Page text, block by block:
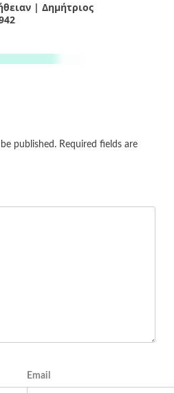
| Δημήτριος
published. Required fields are
Email